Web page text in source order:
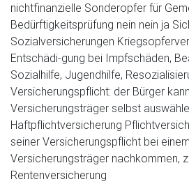
nichtfinanzielle Sonderopfer für
Bedürftigkeitsprüfung nein nein ja
Sozialversicherungen
Entschädi-gung bei Impfschäden,
Sozialhilfe, Jugendhilfe,
Versicherungspflicht: der Bürger
Versicherungsträger selbst
Haftpflichtversicherung
seiner Versicherungspflicht bei
Versicherungsträger nachkommen,
Rentenversicherung